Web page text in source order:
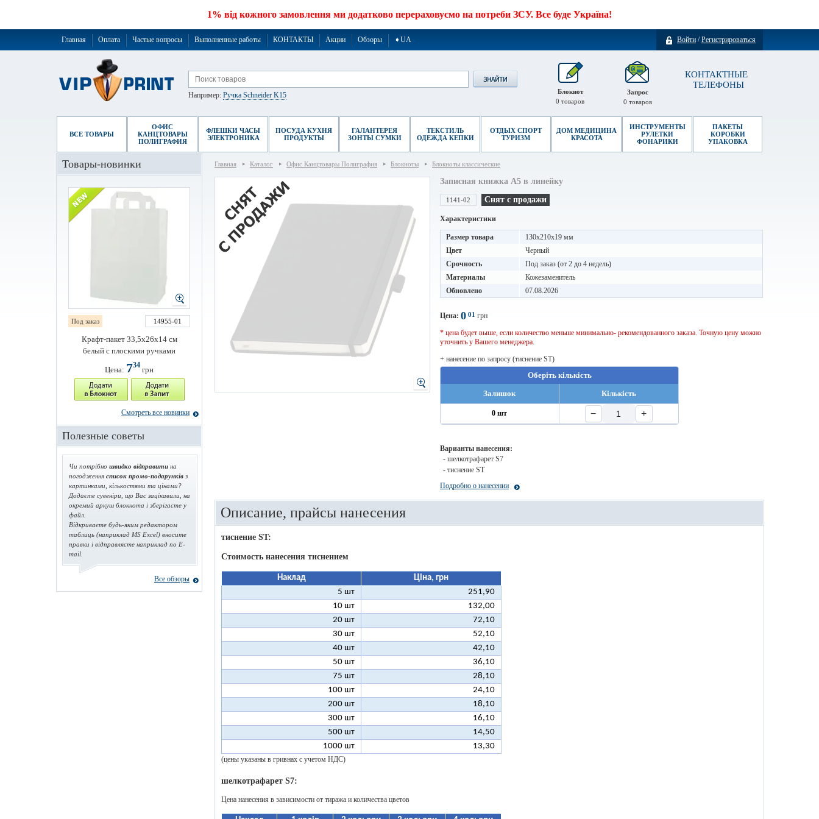
1% від кожного замовлення ми додатково перераховуємо на потреби ЗСУ. Все буде Україна!
Войти /Регистрироваться
Главная Оплата Частые вопросы Выполненные работы КОНТАКТЫ Акции Обзоры ➧UA
КОНТАКТНЫЕ
ТЕЛЕФОНЫ
Запрос
0 товаров
Например: Ручка Schneider K15
Блокнот
0 товаров
ВСЕ ТОВАРЫ
ОФИС
КАНЦТОВАРЫ
ПОЛИГРАФИЯ
ФЛЕШКИ ЧАСЫ
ЭЛЕКТРОНИКА
ПОСУДА КУХНЯ
ПРОДУКТЫ
ГАЛАНТЕРЕЯ
ЗОНТЫ СУМКИ
ТЕКСТИЛЬ
ОДЕЖДА КЕПКИ
ОТДЫХ СПОРТ
ТУРИЗМ
ДОМ МЕДИЦИНА
КРАСОТА
ИНСТРУМЕНТЫ
РУЛЕТКИ
ФОНАРИКИ
ПАКЕТЫ
КОРОБКИ
УПАКОВКА
Главная Каталог Офис Канцтовары Полиграфия Блокноты Блокноты классические
Записная книжка A5 в линейку
1141-02 Снят с продажи
Характеристики
Размер товара
130x210x19 мм
Цвет
Черный
Срочность
Под заказ (от 2 до 4 недель)
Материалы
Кожезаменитель
Обновлено
07.08.2026
Цена: 0 01 грн
* цена будет выше, если количество меньше минимально- рекомендованного заказа. Точную цену можно
уточнить у Вашего менеджера.
+ нанесение по запросу (тиснение ST)
Оберіть кількість
Залишок
Кількість
0 шт − +
Варианты нанесения:
- шелкотрафарет S7
- тиснение ST
Подробно о нанесении
Описание, прайсы нанесения
тиснение ST:
Стоимость нанесения тиснением
Наклад
Ціна, грн
5 шт
251,90
10 шт
132,00
20 шт
72,10
30 шт
52,10
40 шт
42,10
50 шт
36,10
75 шт
28,10
100 шт
24,10
200 шт
18,10
300 шт
16,10
500 шт
14,50
1000 шт
13,30
(цены указаны в гривнах с учетом НДС)
шелкотрафарет S7:
Цена нанесения в зависимости от тиража и количества цветов
Товары-новинки
Под заказ 14955-01
Крафт-пакет 33,5х26х14 см
белый с плоскими ручками
Цена: 734 грн
Смотреть все новинки
Полезные советы
Чи потрібно швидко відправити на
погодження список промо-подарунків з
картинками, кількостями та цінами?
Додаєте сувеніри, що Вас зацікавили, на
окремий аркуш блокнота і зберігаєте у
файл.
Відкриваєте будь-яким редактором
таблиць (наприклад MS Excel) вносите
правки і відправляєте наприклад по E-
mail.
Все обзоры